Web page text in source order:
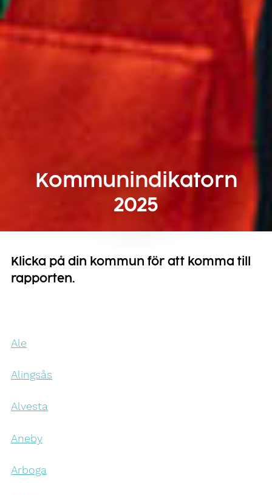
Kommunindikatorn
2025
Klicka på din kommun för att komma till
rapporten.
Ale
Alingsås
Alvesta
Aneby
Arboga